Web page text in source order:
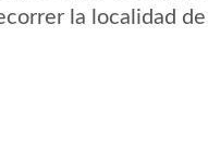
la localidad